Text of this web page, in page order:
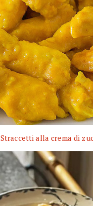
Straccetti alla crema di